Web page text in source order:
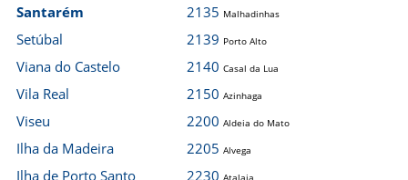
Santarém
Setúbal
Viana do Castelo
Vila Real
Viseu
Ilha da Madeira
Ilha de Porto Santo
2135 Malhadinhas
2139 Porto Alto
2140 Casal da Lua
2150 Azinhaga
2200 Aldeia do Mato
2205 Alvega
2230 Atalaia